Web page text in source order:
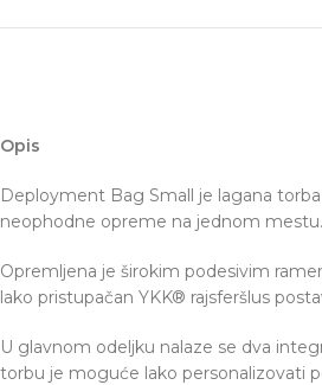
Opis
Deployment Bag Small je lagana
neophodne opreme na jednom
Opremljena je širokim podesivim
lako pristupačan YKK® rajsferšlus
U glavnom odeljku nalaze se dva
torbu je moguće lako personalizovati